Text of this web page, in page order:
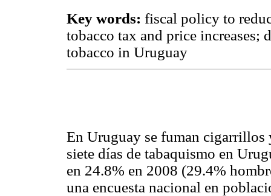
Key words: fiscal policy to
tobacco tax and price increases;
tobacco in Uruguay
En Uruguay se fuman cigarrillos
siete días de tabaquismo en
en 24.8% en 2008 (29.4%
una encuesta nacional en